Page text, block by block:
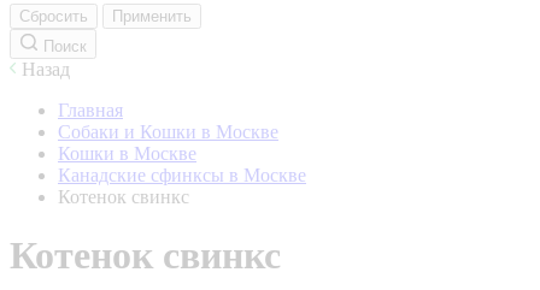
Сбросить
Применить
Поиск
Назад
Главная
Собаки и Кошки в Москве
Кошки в Москве
Канадские сфинксы в Москве
Котенок свинкс
Котенок свинкс